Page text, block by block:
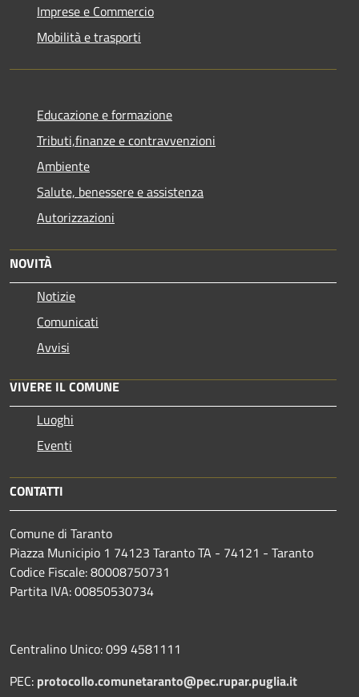
Imprese e Commercio
Mobilità e trasporti
Educazione e formazione
Tributi,finanze e contravvenzioni
Ambiente
Salute, benessere e assistenza
Autorizzazioni
NOVITÀ
Notizie
Comunicati
Avvisi
VIVERE IL COMUNE
Luoghi
Eventi
CONTATTI
Comune di Taranto
Piazza Municipio 1 74123 Taranto TA - 74121 - Taranto
Codice Fiscale: 80008750731
Partita IVA: 00850530734
Centralino Unico: 099 4581111
PEC: protocollo.comunetaranto@pec.rupar.puglia.it